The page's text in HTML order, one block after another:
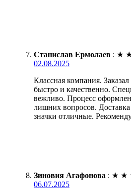
Станислав Ермолаев : ★
02.08.2025
Классная компания. Заказал
быстро и качественно.
вежливо. Процесс
лишних вопросов.
значки отличные.
Зиновия Агафонова : ★ ★
06.07.2025